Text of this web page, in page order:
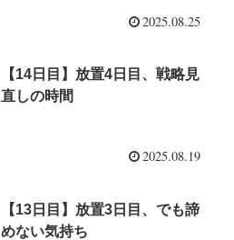
2025.08.25
【14日目】放置4日目、戦略見
直しの時間
2025.08.19
【13日目】放置3日目、でも諦
めない気持ち